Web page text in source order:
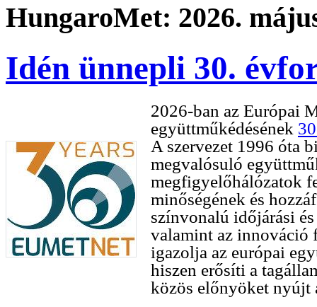
HungaroMet: 2026.
Idén ünnepli 30.
2026-ban az Európai
együttműkédésének
A szervezet 1996 óta
megvalósuló
megfigyelőhálózatok
minőségének és
színvonalú időjárási
valamint az innováció
igazolja az európai
hiszen erősíti a
közös előnyöket nyújt